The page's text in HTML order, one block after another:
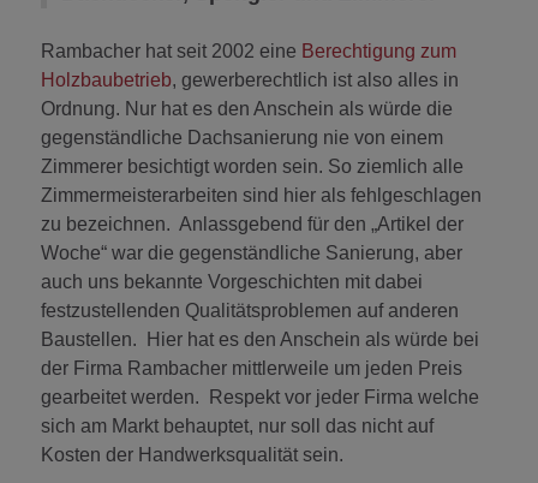
Rambacher hat seit 2002 eine Berechtigung zum
Holzbaubetrieb, gewerberechtlich ist also alles in
Ordnung. Nur hat es den Anschein als würde die
gegenständliche Dachsanierung nie von einem
Zimmerer besichtigt worden sein. So ziemlich alle
Zimmermeisterarbeiten sind hier als fehlgeschlagen
zu bezeichnen. Anlassgebend für den „Artikel der
Woche“ war die gegenständliche Sanierung, aber
auch uns bekannte Vorgeschichten mit dabei
festzustellenden Qualitätsproblemen auf anderen
Baustellen. Hier hat es den Anschein als würde bei
der Firma Rambacher mittlerweile um jeden Preis
gearbeitet werden. Respekt vor jeder Firma welche
sich am Markt behauptet, nur soll das nicht auf
Kosten der Handwerksqualität sein.